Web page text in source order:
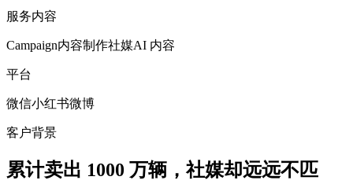
服务内容
Campaign内容制作社媒AI 内容
平台
微信小红书微博
客户背景
累计卖出 1000 万辆，社媒却远远不匹